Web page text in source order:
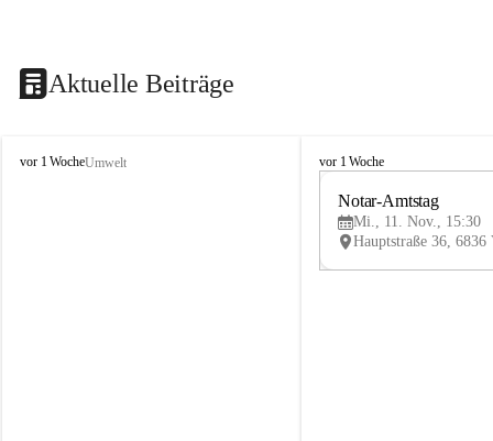
Aktuelle Beiträge
V
vor 1 WocheUmwelt
V
vor 1 Woche
Notar-Amtstag
Mi., 11. Nov., 15:30